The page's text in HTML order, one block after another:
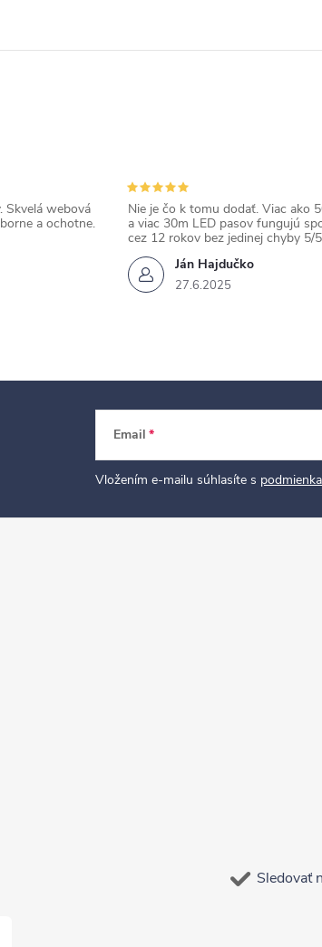
Skvelá webová
a ochotne.
Ján Hajdučko
27.6.2025
Nie je čo k tomu dodať. Viac ako
a viac 30m LED pasov fungujú
cez 12 rokov bez jedinej chyby 5/5
Email
Vložením e-mailu súhlasíte s
Sledovať